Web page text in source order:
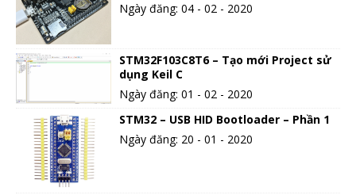
Ngày đăng: 04 - 02 - 2020
STM32F103C8T6 – Tạo mới Project sử
dụng Keil C
Ngày đăng: 01 - 02 - 2020
STM32 – USB HID Bootloader – Phần 1
Ngày đăng: 20 - 01 - 2020